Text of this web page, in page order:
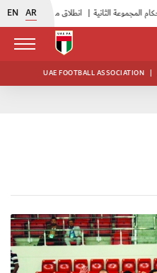
EN AR |
UAE FOOTBALL ASSOCIATION |